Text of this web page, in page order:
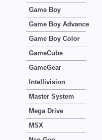
Game Boy
Game Boy Advance
Game Boy Color
GameCube
GameGear
Intellivision
Master System
Mega Drive
MSX